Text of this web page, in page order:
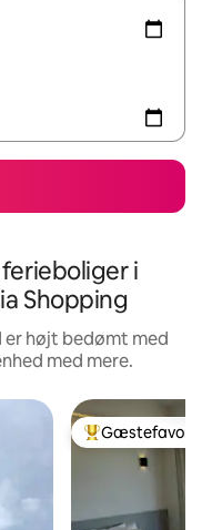
i
Shopping
er højt bedømt med
med mere.
Bedste
Gæstefavorit